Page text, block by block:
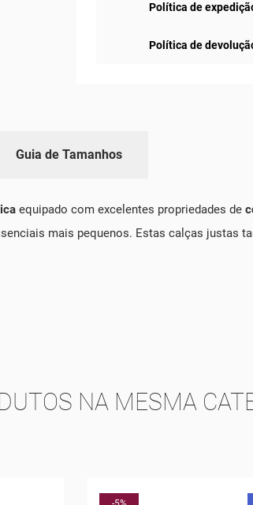
Política de
Política de
Guia de Tamanhos
equipado com excelentes propriedades de
mais pequenos. Estas calças justas
NA MESMA